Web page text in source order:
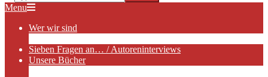
Primary
Menu
Menu
Wer wir sind
Sieben Fragen an… / Autoreninterviews
Unsere Bücher